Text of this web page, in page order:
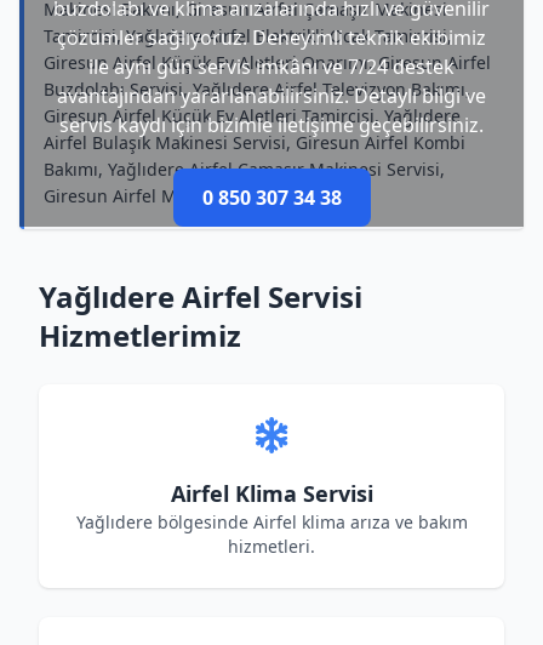
buzdolabı ve klima arızalarında hızlı ve güvenilir
çözümler sağlıyoruz. Deneyimli teknik ekibimiz
ile aynı gün servis imkânı ve 7/24 destek
avantajından yararlanabilirsiniz. Detaylı bilgi ve
servis kaydı için bizimle iletişime geçebilirsiniz.
0 850 307 34 38
Makinesi Bakımı, Giresun Airfel Çamaşır Makinesi
Tamircisi, Yağlıdere Airfel Elektrikli Ocak Tamircisi,
Giresun Airfel Küçük Ev Aletleri Onarımı, Giresun Airfel
Buzdolabı Servisi, Yağlıdere Airfel Televizyon Bakımı,
Giresun Airfel Küçük Ev Aletleri Tamircisi, Yağlıdere
Airfel Bulaşık Makinesi Servisi, Giresun Airfel Kombi
Bakımı, Yağlıdere Airfel Çamaşır Makinesi Servisi,
Giresun Airfel Mikrodalga Servisi
Yağlıdere Airfel Servisi
Hizmetlerimiz
Airfel Klima Servisi
Yağlıdere bölgesinde Airfel klima arıza ve bakım
hizmetleri.